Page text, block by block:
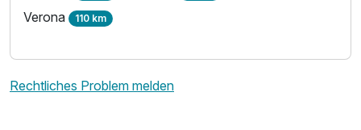
Verona 110 km
Rechtliches Problem melden